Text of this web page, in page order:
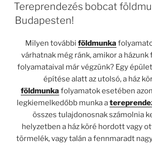
Tereprendezés bobcat
Budapesten!
Milyen további földmunka
várhatnak még ránk, amikor a házunk
folyamataival már végzünk? Egy
építése alatt az utolsó, a ház
földmunka folyamatok esetében
legkiemelkedőbb munka a
összes tulajdonosnak számolnia
helyzetben a ház köré hordott vagy
törmelék, vagy talán a fennmaradt